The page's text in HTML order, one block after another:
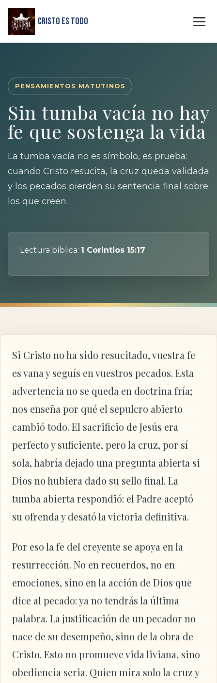
Cristo Es Todo
PENSAMIENTOS MATUTINOS
Sin tumba vacía no hay
fe que sostenga la vida
La tumba vacía no es símbolo, es prueba:
cuando Cristo resucita, la cruz queda validada
y los pecados pierden su sentencia final sobre
los que creen.
Lectura bíblica: 1 Corintios 15:17
Si Cristo no ha sido resucitado, vuestra fe
es vana y seguís en vuestros pecados. Esta
advertencia no se queda en doctrina fría;
nos enseña por qué el sepulcro abierto
cambió todo. El sacrificio de Jesús era
perfecto y suficiente, pero la cruz, por sí
sola, habría dejado una pregunta abierta si
Dios no hubiera dado su sello final. La
tumba abierta respondió: el Padre aceptó
su ofrenda y desató la victoria definitiva.
Por eso la fe del creyente se apoya en la
resurrección. No en recuerdos, no en
emociones, sino en la acción de Dios que
dice al pecado: ya no tendrás la última
palabra. La justificación de un pecador no
nace de su desempeño, sino de la obra de
Cristo. Esto no promueve vida liviana, sino
obediencia seria. Quien mira solo la cruz y